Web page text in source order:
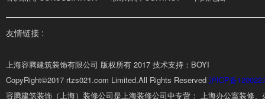
友情链接 :
上海容腾建筑装饰有限公司 版权所有 2017 技术支持：BOYI
CopyRight©2017 rtzs021.com Limited.All Rights Reserved 沪ICP备
容腾建筑装饰（上海）装修公司是上海装修公司中专营： 上海办公室装修